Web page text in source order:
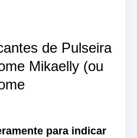
de Pulseira
Mikaelly (ou
para indicar